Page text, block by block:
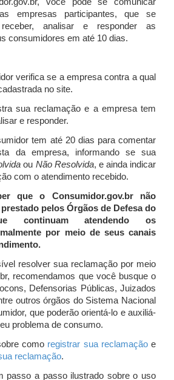
você pode se comunicar
empresas participantes, que se
analisar e responder as
consumidores em até 10 dias.
verifica se a empresa contra a qual
no site.
sua reclamação e a empresa tem
e responder.
tem até 20 dias para comentar
da empresa, informando se sua
ou Não Resolvida, e ainda indicar
com o atendimento recebido.
que o Consumidor.gov.br não
pelos Órgãos de Defesa do
continuam atendendo os
por meio de seus canais
resolver sua reclamação por meio
recomendamos que você busque o
Defensorias Públicas, Juizados
outros órgãos do Sistema Nacional
que poderão orientá-lo e auxiliá-
problema de consumo.
como registrar sua reclamaçãoe
reclamação.
passo a passo ilustrado sobre o uso